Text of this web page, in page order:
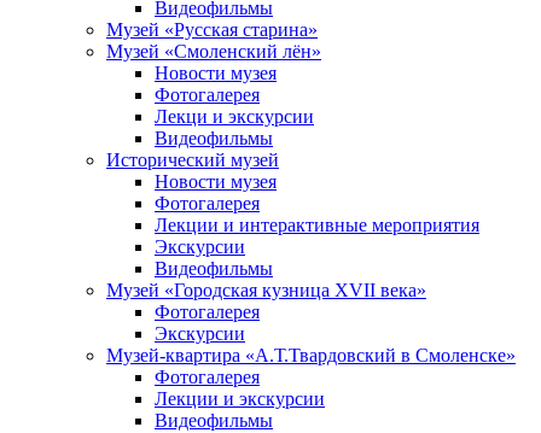
Видеофильмы
Музей «Русская старина»
Музей «Смоленский лён»
Новости музея
Фотогалерея
Лекци и экскурсии
Видеофильмы
Исторический музей
Новости музея
Фотогалерея
Лекции и интерактивные мероприятия
Экскурсии
Видеофильмы
Музей «Городская кузница XVII века»
Фотогалерея
Экскурсии
Музей-квартира «А.Т.Твардовский в Смоленске»
Фотогалерея
Лекции и экскурсии
Видеофильмы